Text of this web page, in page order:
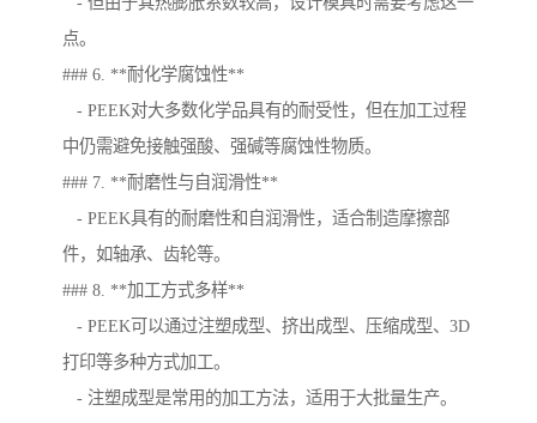
点。
### 6. **耐化学腐蚀性**
- PEEK对大多数化学品具有的耐受性，但在加工过程
中仍需避免接触强酸、强碱等腐蚀性物质。
### 7. **耐磨性与自润滑性**
- PEEK具有的耐磨性和自润滑性，适合制造摩擦部
件，如轴承、齿轮等。
### 8. **加工方式多样**
- PEEK可以通过注塑成型、挤出成型、压缩成型、3D
打印等多种方式加工。
- 注塑成型是常用的加工方法，适用于大批量生产。